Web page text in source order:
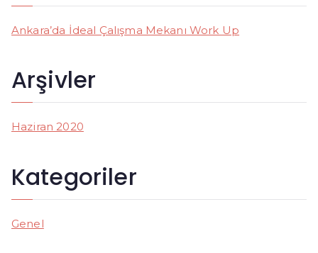
c
:
Ankara’da İdeal Çalışma Mekanı Work Up
Arşivler
Haziran 2020
Kategoriler
Genel